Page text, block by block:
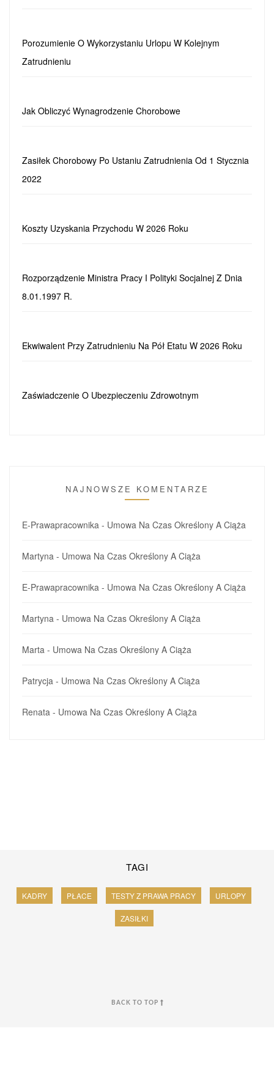
Porozumienie O Wykorzystaniu Urlopu W Kolejnym
Zatrudnieniu
Jak Obliczyć Wynagrodzenie Chorobowe
Zasiłek Chorobowy Po Ustaniu Zatrudnienia Od 1 Stycznia
2022
Koszty Uzyskania Przychodu W 2026 Roku
Rozporządzenie Ministra Pracy I Polityki Socjalnej Z Dnia
8.01.1997 R.
Ekwiwalent Przy Zatrudnieniu Na Pół Etatu W 2026 Roku
Zaświadczenie O Ubezpieczeniu Zdrowotnym
NAJNOWSZE KOMENTARZE
E-Prawapracownika - Umowa Na Czas Określony A Ciąża
Martyna - Umowa Na Czas Określony A Ciąża
E-Prawapracownika - Umowa Na Czas Określony A Ciąża
Martyna - Umowa Na Czas Określony A Ciąża
Marta - Umowa Na Czas Określony A Ciąża
Patrycja - Umowa Na Czas Określony A Ciąża
Renata - Umowa Na Czas Określony A Ciąża
TAGI
KADRY PŁACE TESTY Z PRAWA PRACY URLOPY
ZASIŁKI
BACK TO TOP